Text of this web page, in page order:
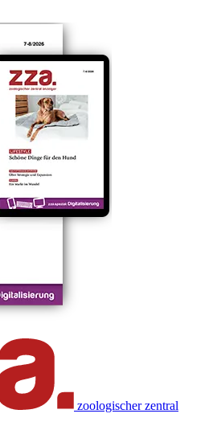
zoologischer zentral